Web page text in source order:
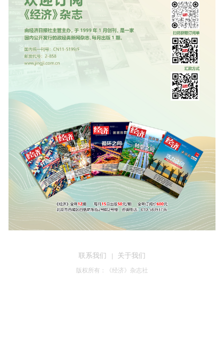
联系我们 关于我们
版权所有：《经济》杂志社